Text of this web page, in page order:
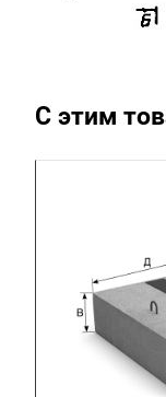
С этим